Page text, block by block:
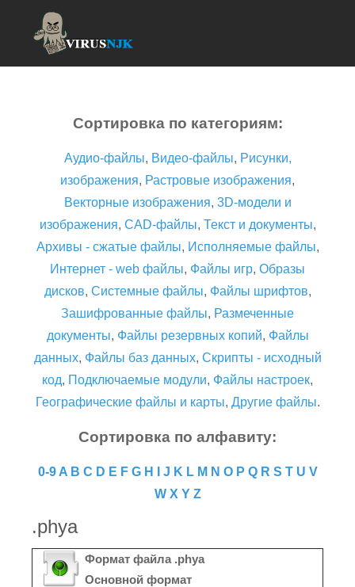
Сортировка по категориям:
Аудио-файлы, Видео-файлы, Рисунки,
изображения, Растровые изображения,
Векторные изображения, 3D-модели и
изображения, CAD-файлы, Текст и документы,
Архивы - сжатые файлы, Исполняемые файлы,
Интернет - web файлы, Файлы игр, Образы
дисков, Системные файлы, Файлы шрифтов,
Зашифрованные файлы, Размеченные
документы, Файлы резервных копий, Файлы
данных, Файлы баз данных, Скрипты - исходный
код, Подключаемые модули, Файлы настроек,
Географические файлы и карты, Другие файлы.
Сортировка по алфавиту:
0-9 A B C D E F G H J K L M N O P Q R S T U V
W X Y Z
.phya
Формат файла .phya
Основной формат